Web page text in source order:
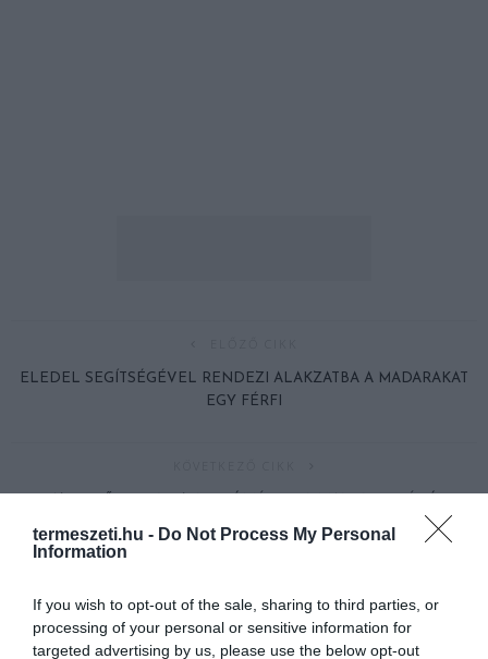
termeszeti.hu - Do Not Process My Personal
Information
If you wish to opt-out of the sale, sharing to third parties, or
processing of your personal or sensitive information for
targeted advertising by us, please use the below opt-out
ELEDEL SEGÍTSÉGÉVEL RENDEZI ALAKZATBA A MADARAKAT
EGY FÉRFI
HASONLÓ ÉRDEKESSÉGEK